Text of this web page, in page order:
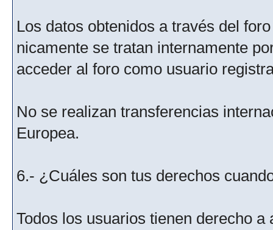
Los datos obtenidos a través del
nicamente se tratan internamente
acceder al foro como usuario
No se realizan transferencias
Europea.
6.- ¿Cuáles son tus derechos
Todos los usuarios tienen derecho